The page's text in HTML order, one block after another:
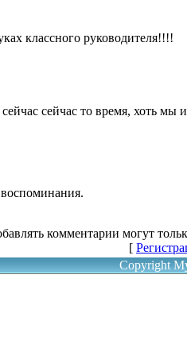
классного руководителя!!!!
сейчас то время, хоть мы
комментарии могут
[
Copyright